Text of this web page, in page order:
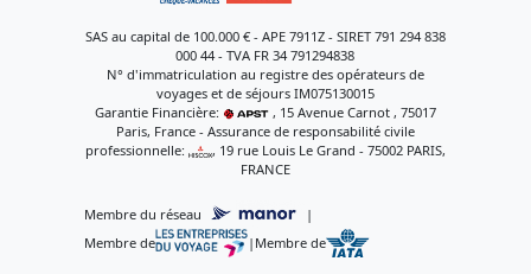
SAS au capital de 100.000 € - APE 7911Z - SIRET 791 294 838
000 44 - TVA FR 34 791294838
N° d'immatriculation au registre des opérateurs de
voyages et de séjours IM075130015
Garantie Financière:
, 15 Avenue Carnot , 75017
Paris, France - Assurance de responsabilité civile
professionnelle:
, 19 rue Louis Le Grand - 75002 PARIS,
FRANCE
Membre du réseau
|
Membre de
| Membre de